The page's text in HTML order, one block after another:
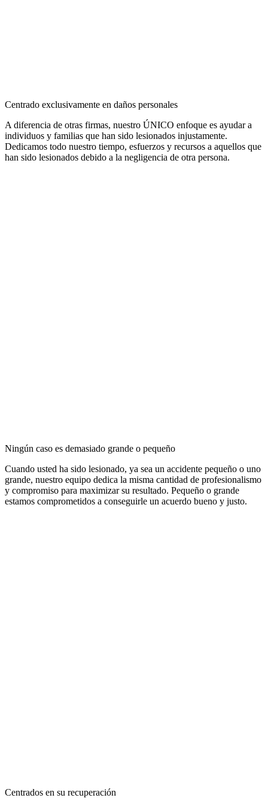
Centrado exclusivamente en daños personales
A diferencia de otras firmas, nuestro ÚNICO enfoque es ayudar a
individuos y familias que han sido lesionados injustamente.
Dedicamos todo nuestro tiempo, esfuerzos y recursos a aquellos que
han sido lesionados debido a la negligencia de otra persona.
Ningún caso es demasiado grande o pequeño
Cuando usted ha sido lesionado, ya sea un accidente pequeño o uno
grande, nuestro equipo dedica la misma cantidad de profesionalismo
y compromiso para maximizar su resultado. Pequeño o grande
estamos comprometidos a conseguirle un acuerdo bueno y justo.
Centrados en su recuperación